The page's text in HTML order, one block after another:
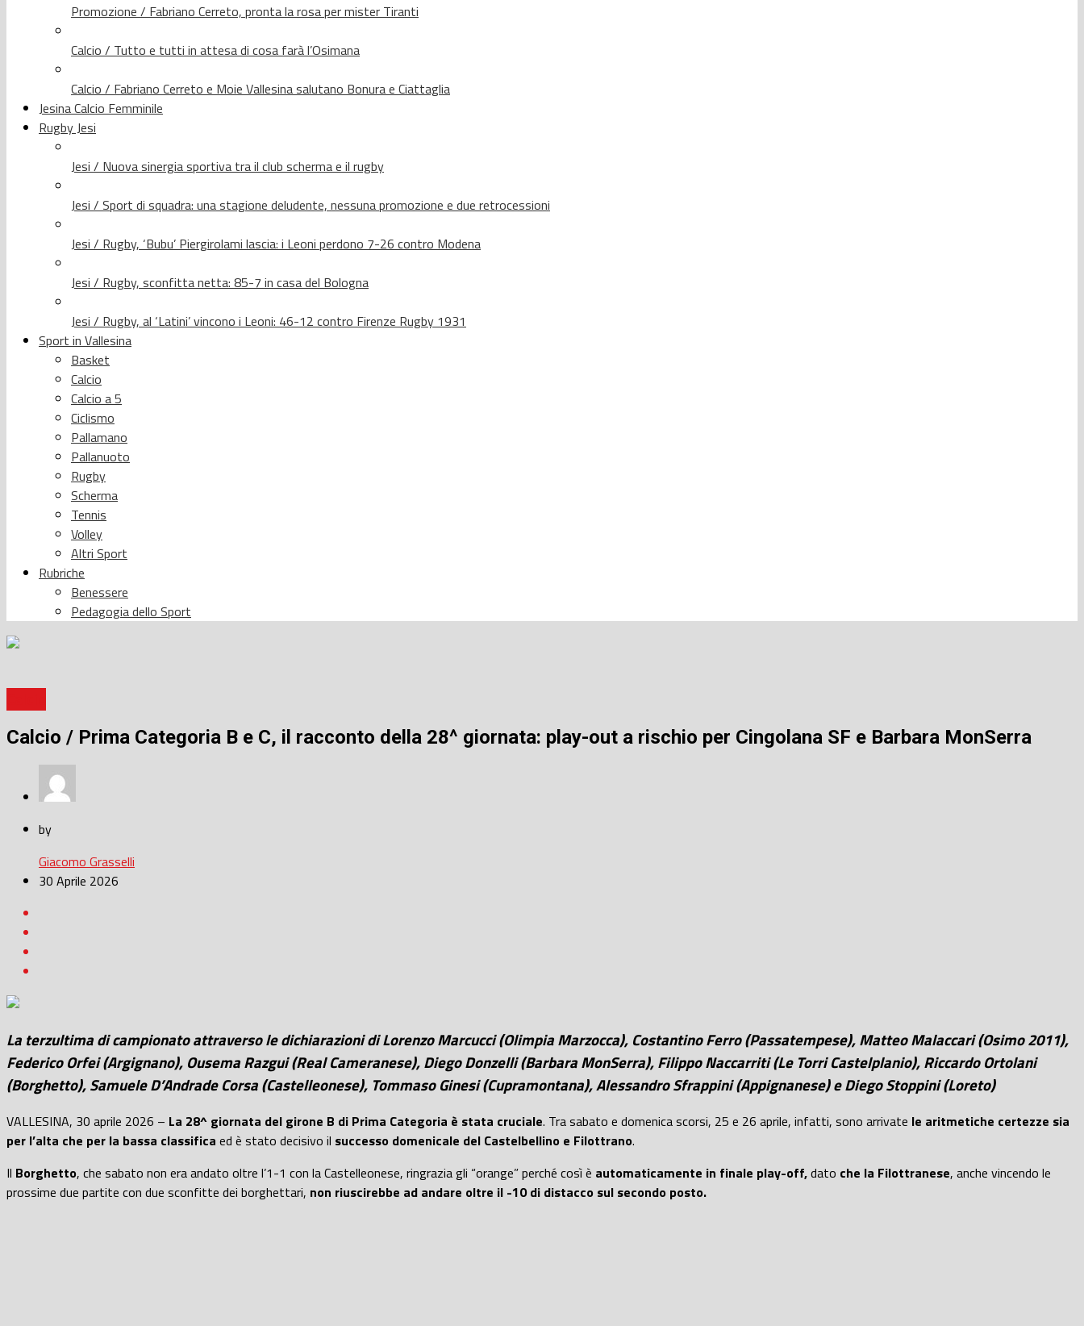
Promozione / Fabriano Cerreto, pronta la rosa per mister Tiranti
Calcio / Tutto e tutti in attesa di cosa farà l’Osimana
Calcio / Fabriano Cerreto e Moie Vallesina salutano Bonura e Ciattaglia
Jesina Calcio Femminile
Rugby Jesi
Jesi / Nuova sinergia sportiva tra il club scherma e il rugby
Jesi / Sport di squadra: una stagione deludente, nessuna promozione e due retrocessioni
Jesi / Rugby, ‘Bubu’ Piergirolami lascia: i Leoni perdono 7-26 contro Modena
Jesi / Rugby, sconfitta netta: 85-7 in casa del Bologna
Jesi / Rugby, al ‘Latini’ vincono i Leoni: 46-12 contro Firenze Rugby 1931
Sport in Vallesina
Basket
Calcio
Calcio a 5
Ciclismo
Pallamano
Pallanuoto
Rugby
Scherma
Tennis
Volley
Altri Sport
Rubriche
Benessere
Pedagogia dello Sport
Calcio / Prima Categoria B e C, il racconto della 28^ giornata: play-out a rischio per Cingolana SF e Barbara MonSerra
by
Giacomo Grasselli
30 Aprile 2026
La terzultima di campionato attraverso le dichiarazioni di Lorenzo Marcucci (Olimpia Marzocca), Costantino Ferro (Passatempese), Matteo Malaccari (Osimo 2011),
Federico Orfei (Argignano), Ousema Razgui (Real Cameranese), Diego Donzelli (Barbara MonSerra), Filippo Naccarriti (Le Torri Castelplanio), Riccardo Ortolani
(Borghetto), Samuele D’Andrade Corsa (Castelleonese), Tommaso Ginesi (Cupramontana), Alessandro Sfrappini (Appignanese) e Diego Stoppini (Loreto)
VALLESINA, 30 aprile 2026 – La 28^ giornata del girone B di Prima Categoria è stata cruciale. Tra sabato e domenica scorsi, 25 e 26 aprile, infatti, sono arrivate le aritmetiche certezze sia
per l’alta che per la bassa classifica ed è stato decisivo il successo domenicale del Castelbellino e Filottrano.
Il Borghetto, che sabato non era andato oltre l’1-1 con la Castelleonese, ringrazia gli “orange” perché così è automaticamente in finale play-off,dato che la Filottranese, anche vincendo le
prossime due partite con due sconfitte dei borghettari, non riuscirebbe ad andare oltre il -10 di distacco sul secondo posto.